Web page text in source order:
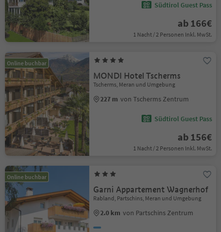
Südtirol Guest Pass
ab 166€
1 Nacht / 2 Personen Inkl. MwSt.
Online buchbar
MONDI Hotel Tscherms
Tscherms, Meran und Umgebung
227 m von Tscherms Zentrum
Südtirol Guest Pass
ab 156€
1 Nacht / 2 Personen Inkl. MwSt.
Online buchbar
Garni Appartement Wagnerhof
Rabland, Partschins, Meran und Umgebung
2.0 km von Partschins Zentrum